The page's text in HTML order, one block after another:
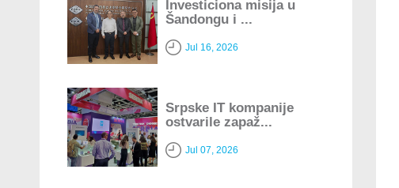
Investiciona misija u
Šandongu i ...
Jul 16, 2026
Srpske IT kompanije
ostvarile zapaž...
Jul 07, 2026